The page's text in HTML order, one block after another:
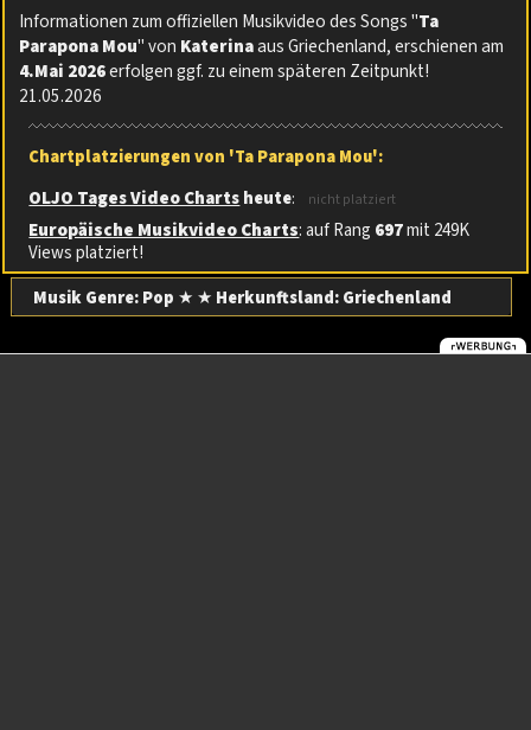
Informationen zum offiziellen Musikvideo des Songs "Ta
Parapona Mou" von Katerinaaus Griechenland, erschienen am
4.Mai 2026erfolgen ggf. zu einem späteren Zeitpunkt!
21.05.2026
Chartplatzierungen von 'Ta Parapona Mou':
OLJO Tages Video Chartsheute: nicht platziert
Europäische Musikvideo Charts: auf Rang 697mit 249K
Views platziert!
Musik Genre: Pop ★ ★ Herkunftsland:Griechenland